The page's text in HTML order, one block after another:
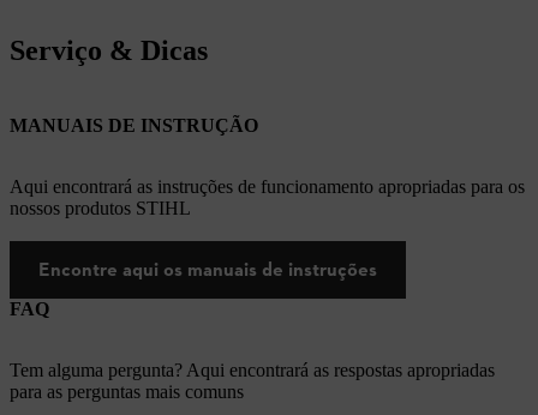
Serviço & Dicas
MANUAIS DE INSTRUÇÃO
Aqui encontrará as instruções de funcionamento apropriadas para os
nossos produtos STIHL
Encontre aqui os manuais de instruções
FAQ
Tem alguma pergunta? Aqui encontrará as respostas apropriadas
para as perguntas mais comuns